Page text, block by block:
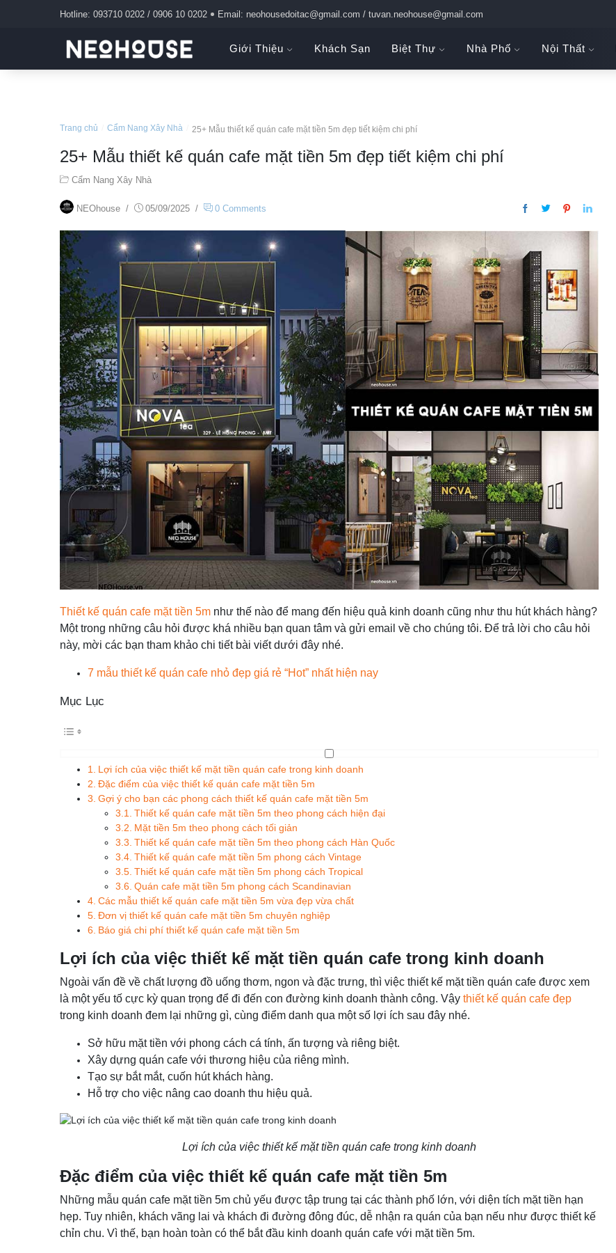
Hotline: 093710 0202 / 0906 10 0202 Email: neohousedoitac@gmail.com / tuvan.neohouse@gmail.com
Giới Thiệu Khách Sạn Biệt Thự Nhà Phố Nội Thất
Trang chủ Cẩm Nang Xây Nhà 25+ Mẫu thiết kế quán cafe mặt tiền 5m đẹp tiết kiệm chi phí
25+ Mẫu thiết kế quán cafe mặt tiền 5m đẹp tiết kiệm chi phí
Cẩm Nang Xây Nhà
NEOhouse / 05/09/2025 / 0 Comments
Thiết kế quán cafe mặt tiền 5m như thế nào để mang đến hiệu quả kinh doanh cũng như thu hút khách hàng?
Một trong những câu hỏi được khá nhiều bạn quan tâm và gửi email về cho chúng tôi. Để trả lời cho câu hỏi
này, mời các bạn tham khảo chi tiết bài viết dưới đây nhé.
7 mẫu thiết kế quán cafe nhỏ đẹp giá rẻ “Hot” nhất hiện nay
Mục Lục
Lợi ích của việc thiết kế mặt tiền quán cafe trong kinh doanh
Đặc điểm của việc thiết kế quán cafe mặt tiền 5m
Gợi ý cho bạn các phong cách thiết kế quán cafe mặt tiền 5m
Thiết kế quán cafe mặt tiền 5m theo phong cách hiện đại
Mặt tiền 5m theo phong cách tối giản
Thiết kế quán cafe mặt tiền 5m theo phong cách Hàn Quốc
Thiết kế quán cafe mặt tiền 5m phong cách Vintage
Thiết kế quán cafe mặt tiền 5m phong cách Tropical
Quán cafe mặt tiền 5m phong cách Scandinavian
Các mẫu thiết kế quán cafe mặt tiền 5m vừa đẹp vừa chất
Đơn vị thiết kế quán cafe mặt tiền 5m chuyên nghiệp
Báo giá chi phí thiết kế quán cafe mặt tiền 5m
Lợi ích của việc thiết kế mặt tiền quán cafe trong kinh doanh
Ngoài vấn đề về chất lượng đồ uống thơm, ngon và đặc trưng, thì việc thiết kế mặt tiền quán cafe được xem
là một yếu tố cực kỳ quan trọng để đi đến con đường kinh doanh thành công. Vậy thiết kế quán cafe đẹp
trong kinh doanh đem lại những gì, cùng điểm danh qua một số lợi ích sau đây nhé.
Sở hữu mặt tiền với phong cách cá tính, ấn tượng và riêng biệt.
Xây dựng quán cafe với thương hiệu của riêng mình.
Tạo sự bắt mắt, cuốn hút khách hàng.
Hỗ trợ cho việc nâng cao doanh thu hiệu quả.
Lợi ích của việc thiết kế mặt tiền quán cafe trong kinh doanh
Đặc điểm của việc thiết kế quán cafe mặt tiền 5m
Những mẫu quán cafe mặt tiền 5m chủ yếu được tập trung tại các thành phố lớn, với diện tích mặt tiền hạn
hẹp. Tuy nhiên, khách vãng lai và khách đi đường đông đúc, dễ nhận ra quán của bạn nếu như được thiết kế
chỉn chu. Vì thế, bạn hoàn toàn có thể bắt đầu kinh doanh quán cafe với mặt tiền 5m.